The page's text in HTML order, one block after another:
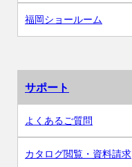
福岡ショールーム
サポート
よくあるご質問
カタログ閲覧・資料請求